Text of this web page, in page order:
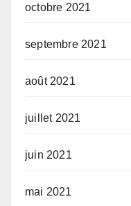
octobre 2021
septembre 2021
août 2021
juillet 2021
juin 2021
mai 2021